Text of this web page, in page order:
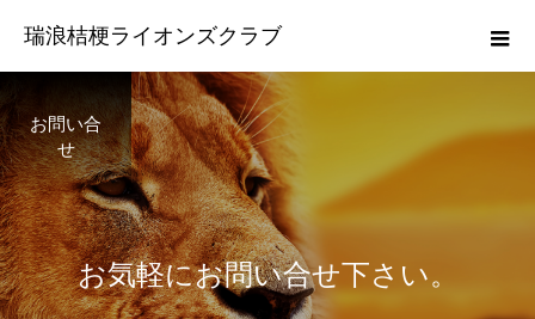
瑞浪桔梗ライオンズクラブ
お問い合
せ
お気軽にお問い合せ下さ い。